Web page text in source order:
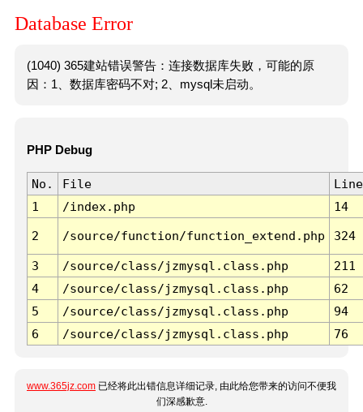
Database Error
(1040) 365建站错误警告：连接数据库失败，可能的原
因：1、数据库密码不对; 2、mysql未启动。
PHP Debug
No. File
Line
1
/index.php 14
2 /source/function/function_extend.php 324
3 /source/class/jzmysql.class.php
211
4
/source/class/jzmysql.class.php
62
5
/source/class/jzmysql.class.php
94
6
/source/class/jzmysql.class.php 76
www.365jz.com 已经将此出错信息详细记录, 由此给您带来的访问不便我
们深感歉意.